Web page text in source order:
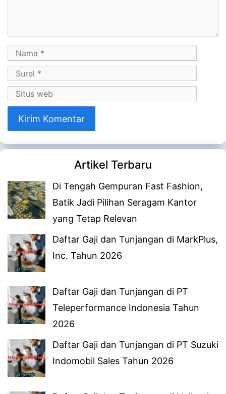
Nama
Surel
Situs
web
Artikel Terbaru
Di Tengah Gempuran Fast Fashion,
Batik Jadi Pilihan Seragam Kantor
yang Tetap Relevan
Daftar Gaji dan Tunjangan di MarkPlus,
Inc. Tahun 2026
Daftar Gaji dan Tunjangan di PT
Teleperformance Indonesia Tahun
2026
Daftar Gaji dan Tunjangan di PT Suzuki
Indomobil Sales Tahun 2026